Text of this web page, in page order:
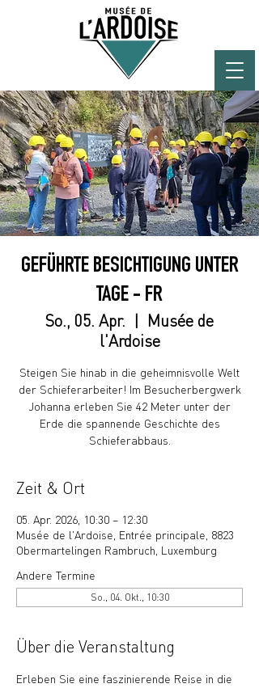
GEFÜHRTE BESICHTIGUNG UNTER
TAGE - FR
So., 05. Apr.
  |
Musée de
l'Ardoise
Steigen Sie hinab in die geheimnisvolle Welt
der Schieferarbeiter! Im Besucherbergwerk
Johanna erleben Sie 42 Meter unter der
Erde die spannende Geschichte des
Schieferabbaus.
Zeit & Ort
05. Apr. 2026, 10:30 – 12:30
Musée de l'Ardoise, Entrée principale, 8823
Obermartelingen Rambruch, Luxemburg
Andere Termine
So., 04. Okt., 10:30
Über die Veranstaltung
Erleben Sie eine faszinierende Reise in die